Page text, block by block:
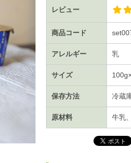
レビュー
商品コード
アレルギー 乳
サイズ
保存方法 冷蔵
原材料 牛乳